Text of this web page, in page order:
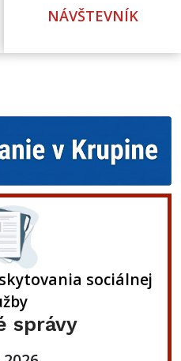
NÁVŠTEVNÍK
sociálnej
správy